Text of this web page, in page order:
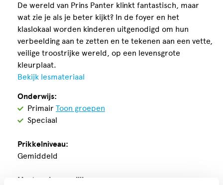
De wereld van Prins Panter klinkt fantastisch, maar
wat zie je als je beter kijkt? In de foyer en het
klaslokaal worden kinderen uitgenodigd om hun
verbeelding aan te zetten en te tekenen aan een vette,
veilige troostrijke wereld, op een levensgrote
kleurplaat.
Bekijk lesmateriaal
Onderwijs:
Geschikt
voor
Primair Toon groepen
Geschikt
Speciaal
Prikkelniveau:
Gemiddeld
Maatwerk mogelijk: